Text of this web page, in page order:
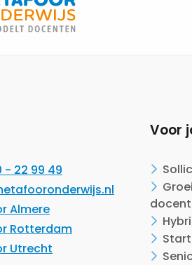
- 22 99 49
Almere
Rotterdam
Utrecht
Voor
docent